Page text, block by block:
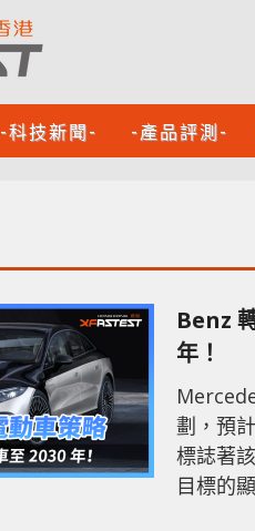
-科技新聞- -產品評測-
Benz
年！
劃，預
標誌著
目標的顯著後退。 在